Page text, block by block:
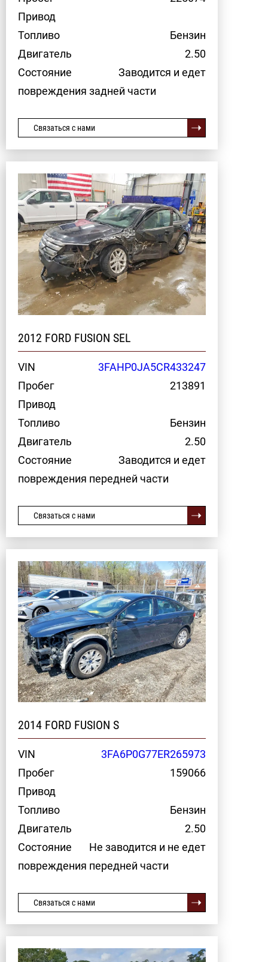
Привод
Топливо
Бензин
Двигатель
2.50
Состояние
Заводится и едет
повреждения задней части
Связаться с нами
2012 FORD FUSION SEL
VIN
3FAHP0JA5CR433247
Пробег
213891
Привод
Топливо
Бензин
Двигатель
2.50
Состояние
Заводится и едет
повреждения передней части
Связаться с нами
2014 FORD FUSION S
VIN
3FA6P0G77ER265973
Пробег
159066
Привод
Топливо
Бензин
Двигатель
2.50
Состояние
Не заводится и не едет
повреждения передней части
Связаться с нами